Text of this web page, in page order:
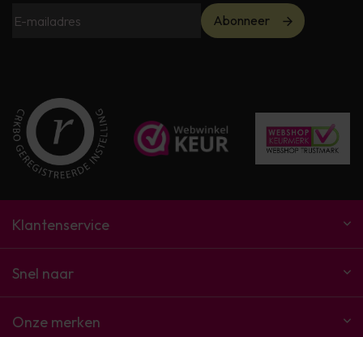
Abonneer
Klantenservice
Snel naar
Onze merken